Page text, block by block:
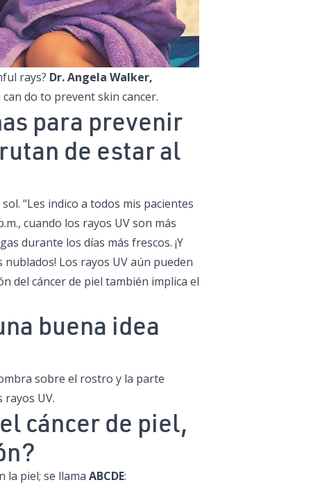
rays? Dr. Angela Walker,
do to prevent skin cancer.
para prevenir
de estar al
“Les indico a todos mis pacientes
cuando los rayos UV son más
durante los días más frescos. ¡Y
Los rayos UV aún pueden
del cáncer de piel también implica el
buena idea
sobre el rostro y la parte
UV.
cáncer de piel,
la piel; se llama ABCDE: